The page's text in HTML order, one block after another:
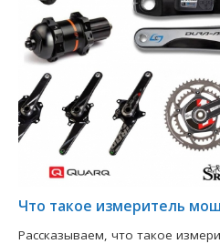
Что такое измеритель
Рассказываем, что такое